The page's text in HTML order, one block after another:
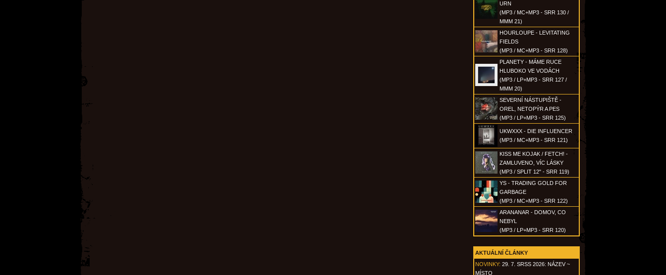
URN
(MP3 / MC+MP3 - SRR 130 /
MMM 21)
HOURLOUPE - LEVITATING
FIELDS
(MP3 / MC+MP3 - SRR 128)
PLANETY - MÁME RUCE
HLUBOKO VE VODÁCH
(MP3 / LP+MP3 - SRR 127 /
MMM 20)
SEVERNÍ NÁSTUPIŠTĚ -
OREL, NETOPÝR A PES
(MP3 / LP+MP3 - SRR 125)
UKWXXX - DIE INFLUENCER
(MP3 / MC+MP3 - SRR 121)
KISS ME KOJAK / FETCH! -
ZAMLUVENO, VÍC LÁSKY
(MP3 / SPLIT 12" - SRR 119)
YS - TRADING GOLD FOR
GARBAGE
(MP3 / MC+MP3 - SRR 122)
ARANANAR - DOMOV, CO
NEBYL
(MP3 / LP+MP3 - SRR 120)
AKTUÁLNÍ ČLÁNKY
NOVINKY: 29. 7. SRSS 2026: NÁZEV ~
MÍSTO